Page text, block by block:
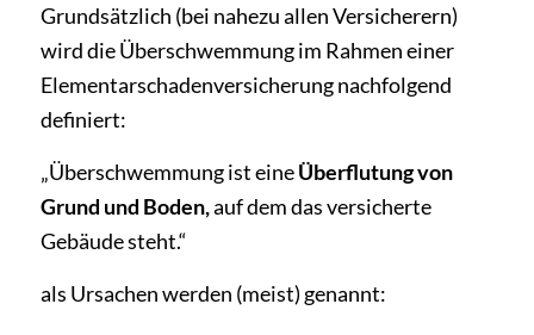
Grundsätzlich (bei nahezu allen Versicherern)
wird die Überschwemmung im Rahmen einer
Elementarschadenversicherung nachfolgend
definiert:
„Überschwemmung ist eineÜberflutung von
Grund und Boden,auf dem das versicherte
Gebäude steht.“
als Ursachen werden (meist) genannt: